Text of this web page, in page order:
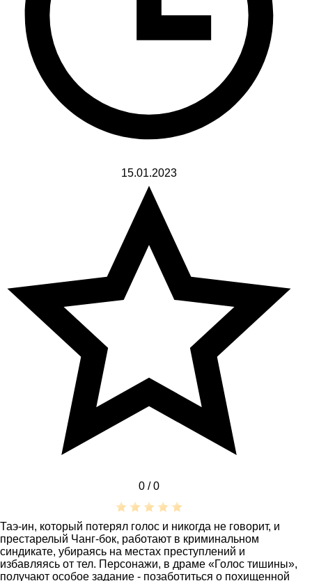
15.01.2023
0 /0
Таэ-ин, который потерял голос и никогда не говорит, и
престарелый Чанг-бок, работают в криминальном
синдикате, убираясь на местах преступлений и
избавляясь от тел. Персонажи, в драме «Голос тишины»,
получают особое задание - позаботиться о похищенной